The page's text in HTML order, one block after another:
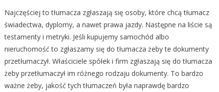
Najczęściej to tłumacza zgłaszają się osoby, które chcą tłumacz
świadectwa, dyplomy, a nawet prawa jazdy. Następne na liście są
testamenty i metryki. Jeśli kupujemy samochód albo
nieruchomość to zgłaszamy się do tłumacza żeby te dokumenty
przetłumaczył. Właściciele spółek i firm zgłaszają się do tłumacza
żeby przetłumaczył im różnego rodzaju dokumenty. To bardzo
ważne żeby, jakość tych tłumaczeń była naprawdę bardzo